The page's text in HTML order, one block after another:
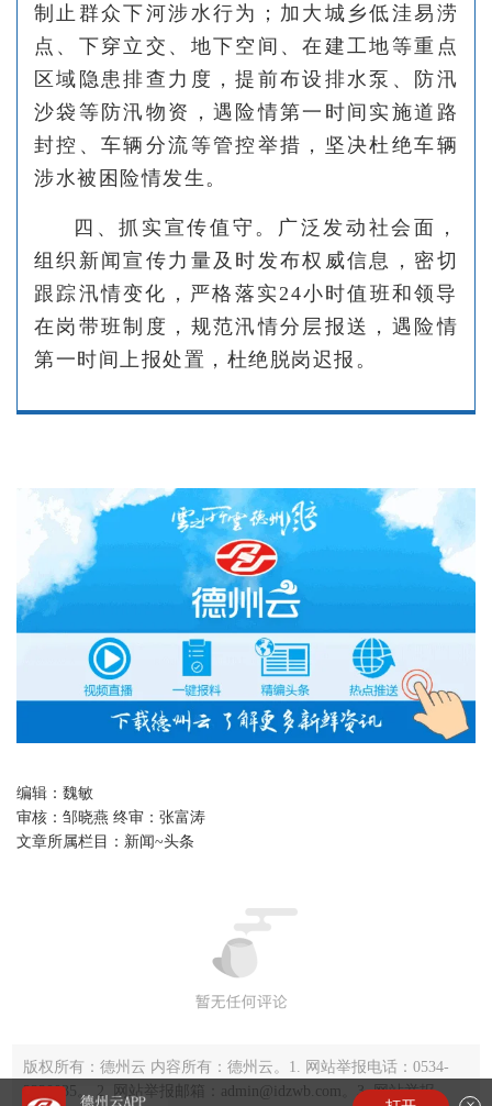
制止群众下河涉水行为；加大城乡低洼易涝
点、下穿立交、地下空间、在建工地等重点
区域隐患排查力度，提前布设排水泵、防汛
沙袋等防汛物资，遇险情第一时间实施道路
封控、车辆分流等管控举措，坚决杜绝车辆
涉水被困险情发生。
四、抓实宣传值守。广泛发动社会面，
组织新闻宣传力量及时发布权威信息，密切
跟踪汛情变化，严格落实24小时值班和领导
在岗带班制度，规范汛情分层报送，遇险情
第一时间上报处置，杜绝脱岗迟报。
编辑： 魏敏
审核： 邹晓燕 终审：张富涛
文章所属栏目： 新闻~头条
版权所有：德州云 内容所有：德州云。1. 网站举报电话：0534-
2220035。 2. 网站举报邮箱：admin@idzwb.com。3. 网站举报